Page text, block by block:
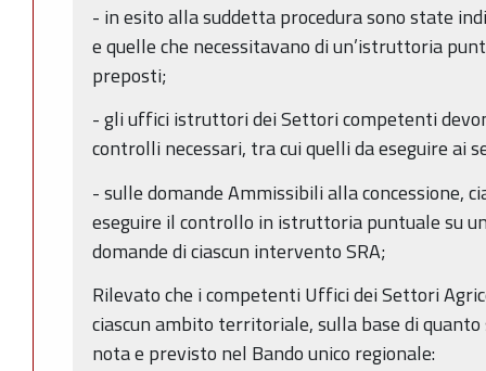
- in esito alla suddetta procedura sono state
e quelle che necessitavano di un’istruttoria
preposti;
- gli uffici istruttori dei Settori competenti
controlli necessari, tra cui quelli da eseguire ai
- sulle domande Ammissibili alla concessione,
eseguire il controllo in istruttoria puntuale su
domande di ciascun intervento SRA;
Rilevato che i competenti Uffici dei Settori
ciascun ambito territoriale, sulla base di
nota e previsto nel Bando unico regionale: